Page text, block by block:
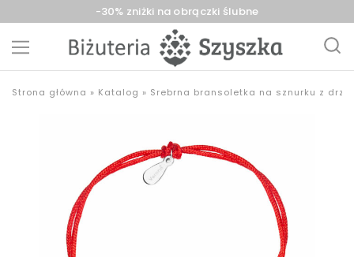
-30% zniżki na obrączki ślubne
Szyszka
z
Strona główna » Katalog » Srebrna bransoletka na sznurku z